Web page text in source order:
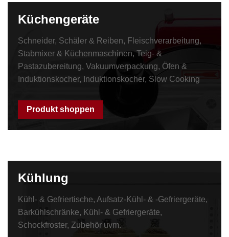
Küchengeräte
Schneider, Schäler & Reiben, Fleischverarbeitung,
Stabmixer & Küchenmaschinen, Teig- &
Pastazubereitung, Vakuumverpackung, Öfen &
Induktionskocher, Induktionskocher, Slow Cooking
Produkt shoppen
Kühlung
Kühl- & Gefriertische, Aufsatz-Kühl- & -Gefriergeräte,
Barkühlschränke, Kühl- & Gefriergeräte,
Schockfroster, Zubehör uvm.